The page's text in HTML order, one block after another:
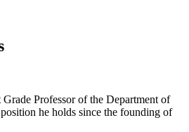
Grade Professor of the Department of
he holds since the founding of